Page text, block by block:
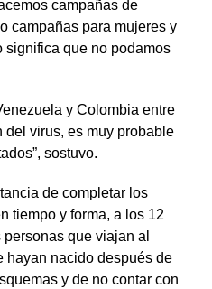
campañas de
campañas para mujeres y
significa que no podamos
y Colombia entre
virus, es muy probable
sostuvo.
de completar los
tiempo y forma, a los 12
que viajan al
hayan nacido después de
y de no contar con